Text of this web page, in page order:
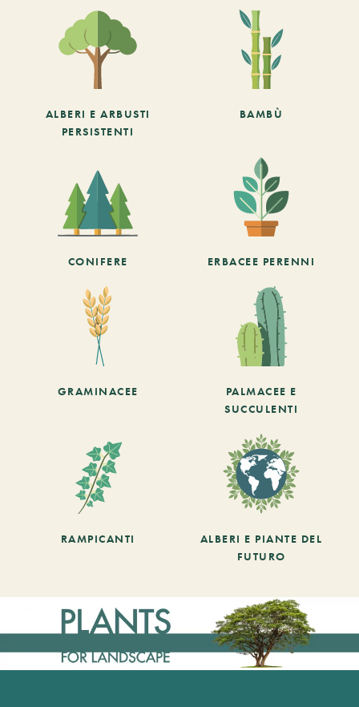
ALBERI E ARBUSTI
PERSISTENTI
BAMBÙ
CONIFERE ERBACEE PERENNI
GRAMINACEE
PALMACEE E
SUCCULENTI
RAMPICANTI
ALBERI E PIANTE DEL
FUTURO